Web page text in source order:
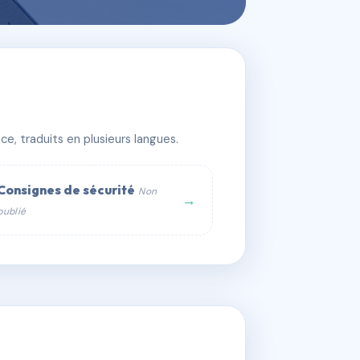
traduits en plusieurs langues.
de sécurité Non
→